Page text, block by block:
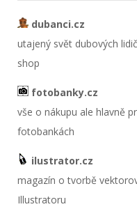
dubanci.cz
utajený svět dubových
shop
fotobanky.cz
vše o nákupu ale hlavně
fotobankách
ilustrator.cz
magazín o tvorbě
Illustratoru